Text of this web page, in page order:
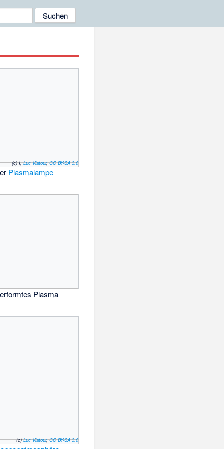
(c) I,Luc Viatour,CC BY-SA 3.0
Plasmalampe
Plasma
(c)Luc Viatour,CC BY-SA 3.0